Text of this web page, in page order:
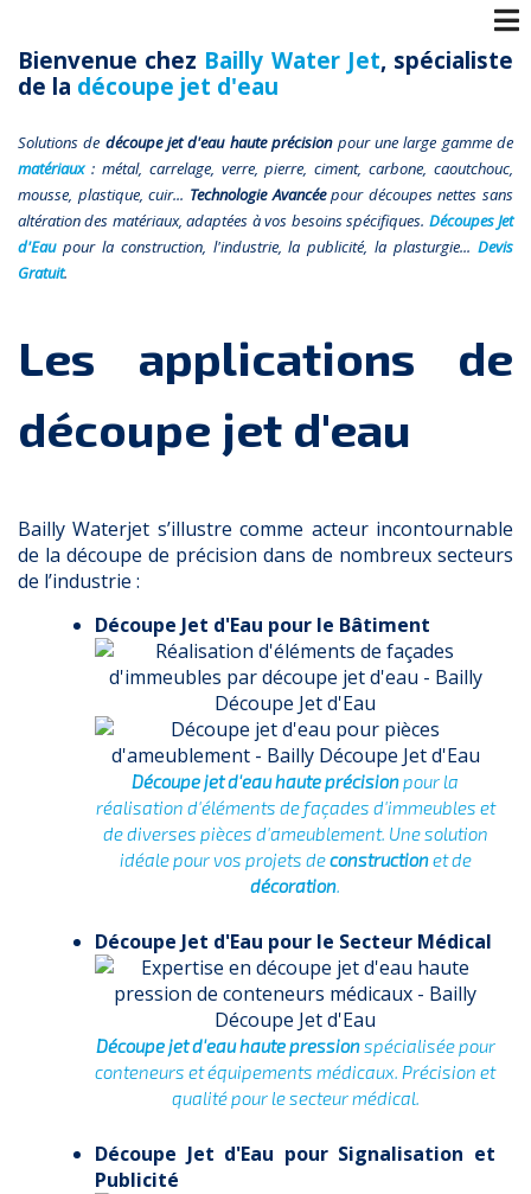
Bienvenue chez Bailly Water Jet, spécialiste
de la découpe jet d'eau
Solutions de découpe jet d'eau haute précisionpour une large gamme de
matériaux: métal, carrelage, verre, pierre, ciment, carbone, caoutchouc,
mousse, plastique, cuir... Technologie Avancéepour découpes nettes sans
altération des matériaux, adaptées à vos besoins spécifiques. Découpes Jet
d'Eaupour la construction, l'industrie, la publicité, la plasturgie... Devis
Gratuit.
Les applications de
découpe jet d'eau
Bailly Waterjet s’illustre comme acteur incontournable
de la découpe de précision dans de nombreux secteurs
de l’industrie :
Découpe Jet d'Eau pour le Bâtiment
Découpe jet d'eau haute précisionpour la
réalisation d'éléments de façades d'immeubles et
de diverses pièces d'ameublement. Une solution
idéale pour vos projets deconstructionet de
décoration.
Découpe Jet d'Eau pour le Secteur Médical
Découpe jet d'eau haute pressionspécialisée pour
conteneurs et équipements médicaux. Précision et
qualité pour le secteur médical.
Découpe Jet d'Eau pour Signalisation et
Publicité